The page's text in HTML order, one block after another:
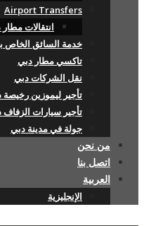
Airport Transfers
انتقالات
خدمة السائق الخاص
تاكسي مطار دبي
نقل الشركات دبي
تأجير ليموزين
تأجير سيارات
جولة في مدينة دبي
من نحن
اتصل بنا
العربية
الإنجليزية